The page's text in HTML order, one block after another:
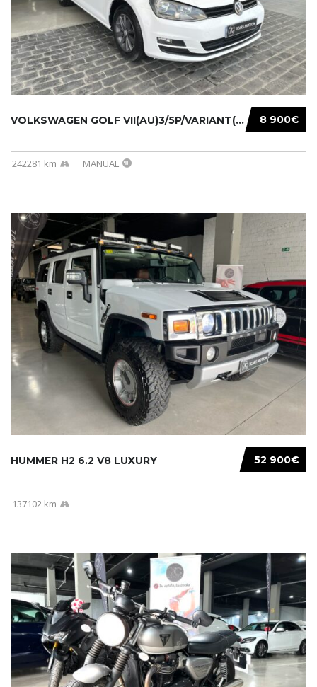
8 900€
VOLKSWAGEN GOLF VII(AU)3/5P/VARIANT(12-16 20...
242281 km MANUAL
52 900€
HUMMER H2 6.2 V8 LUXURY
137102 km